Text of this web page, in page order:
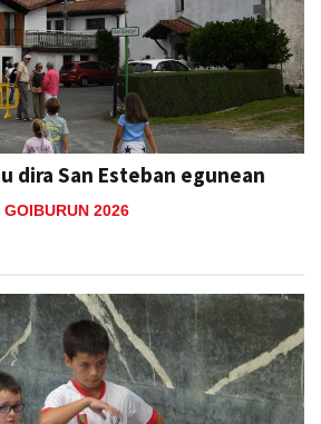
dira San Esteban egunean
2026